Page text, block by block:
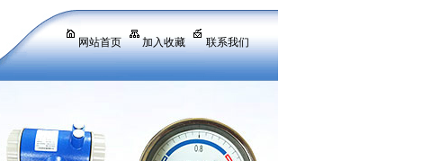
网站首页 加入收藏 联系我们